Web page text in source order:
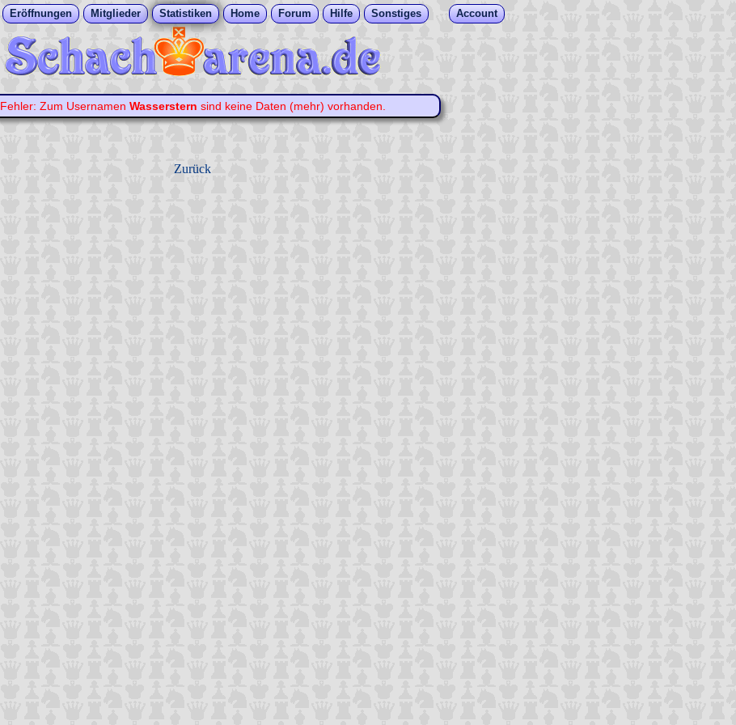
Eröffnungen Mitglieder Statistiken Home Forum Hilfe Sonstiges Account
Fehler: Zum Usernamen Wasserstern sind keine Daten (mehr) vorhanden.
Zurück